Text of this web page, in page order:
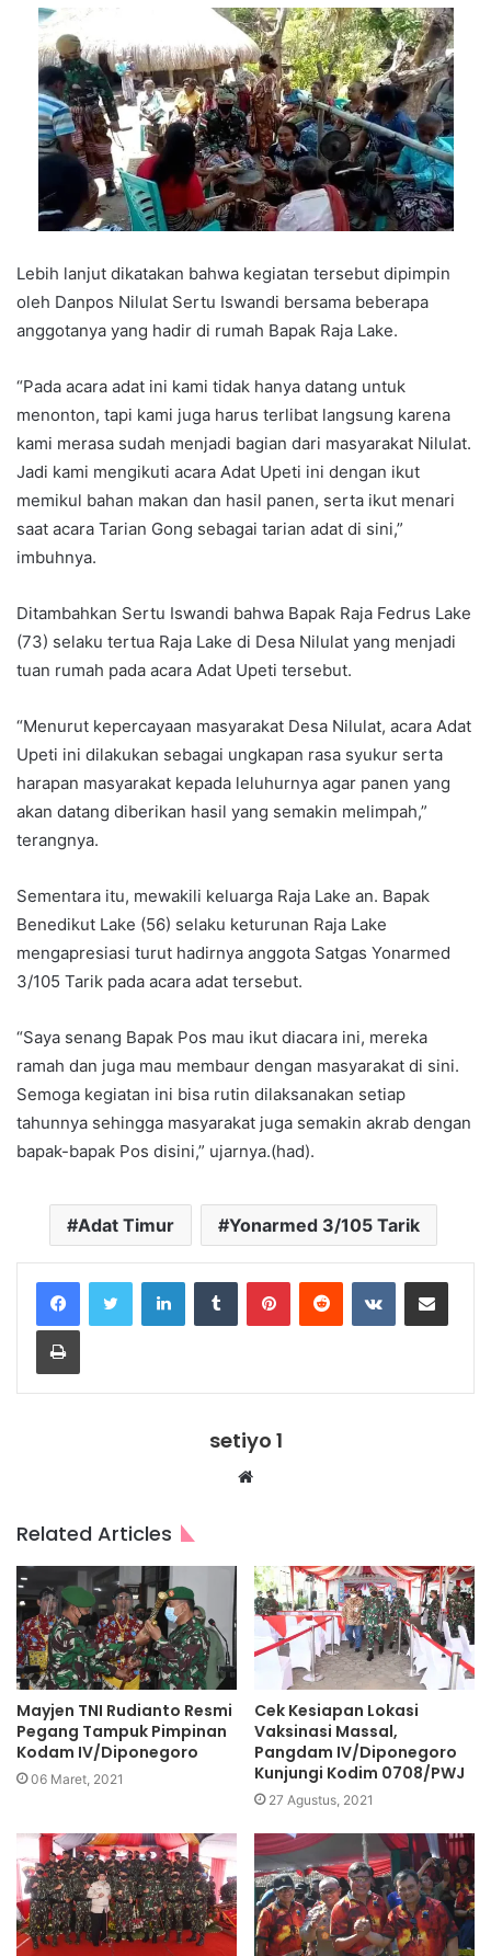
Lebih lanjut dikatakan bahwa kegiatan tersebut dipimpin
oleh Danpos Nilulat Sertu Iswandi bersama beberapa
anggotanya yang hadir di rumah Bapak Raja Lake.
“Pada acara adat ini kami tidak hanya datang untuk
menonton, tapi kami juga harus terlibat langsung karena
kami merasa sudah menjadi bagian dari masyarakat Nilulat.
Jadi kami mengikuti acara Adat Upeti ini dengan ikut
memikul bahan makan dan hasil panen, serta ikut menari
saat acara Tarian Gong sebagai tarian adat di sini,”
imbuhnya.
Ditambahkan Sertu Iswandi bahwa Bapak Raja Fedrus Lake
(73) selaku tertua Raja Lake di Desa Nilulat yang menjadi
tuan rumah pada acara Adat Upeti tersebut.
“Menurut kepercayaan masyarakat Desa Nilulat, acara Adat
Upeti ini dilakukan sebagai ungkapan rasa syukur serta
harapan masyarakat kepada leluhurnya agar panen yang
akan datang diberikan hasil yang semakin melimpah,”
terangnya.
Sementara itu, mewakili keluarga Raja Lake an. Bapak
Benedikut Lake (56) selaku keturunan Raja Lake
mengapresiasi turut hadirnya anggota Satgas Yonarmed
3/105 Tarik pada acara adat tersebut.
“Saya senang Bapak Pos mau ikut diacara ini, mereka
ramah dan juga mau membaur dengan masyarakat di sini.
Semoga kegiatan ini bisa rutin dilaksanakan setiap
tahunnya sehingga masyarakat juga semakin akrab dengan
bapak-bapak Pos disini,” ujarnya.(had).
Adat Timur Yonarmed 3/105 Tarik
LinkedInTumblr PinterestReddit VKontakteShare via Email
Print
setiyo 1
Website
Related Articles
Mayjen TNI Rudianto Resmi
Pegang Tampuk Pimpinan
Kodam IV/Diponegoro
06 Maret, 2021
Cek Kesiapan Lokasi
Vaksinasi Massal,
Pangdam IV/Diponegoro
Kunjungi Kodim 0708/PWJ
27 Agustus, 2021